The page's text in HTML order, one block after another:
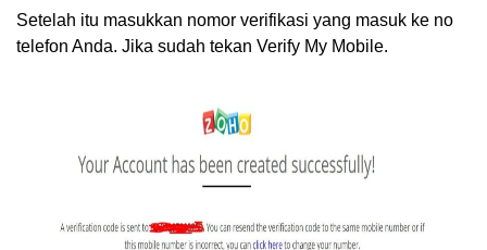
Setelah itu masukkan nomor verifikasi yang masuk ke no
telefon Anda. Jika sudah tekan Verify My Mobile.